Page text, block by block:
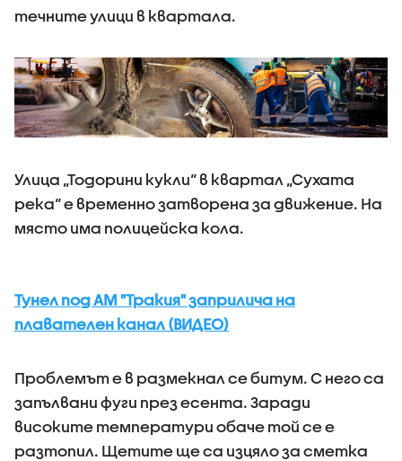
течните улици в квартала.
Улица „Тодорини кукли“ в квартал „Сухата
река“ е временно затворена за движение. На
място има полицейска кола.
Тунел под АМ "Тракия" заприлича на
плавателен канал (ВИДЕО)
Проблемът е в размекнал се битум. С него са
запълвани фуги през есента. Заради
високите температури обаче той се е
разтопил. Щетите ще са изцяло за сметка